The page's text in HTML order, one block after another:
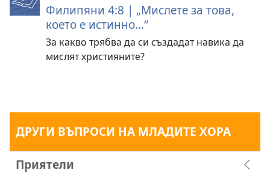
Филипяни 4:8 | „Мислете за това,
което е истинно...“
За какво трябва да си създадат навика да
мислят християните?
ДРУГИ ВЪПРОСИ НА МЛАДИТЕ ХОРА
Приятели